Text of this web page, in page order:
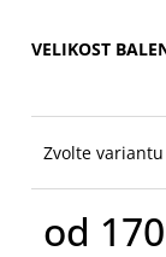
VELIKOST
Zvolte variantu
od
1200